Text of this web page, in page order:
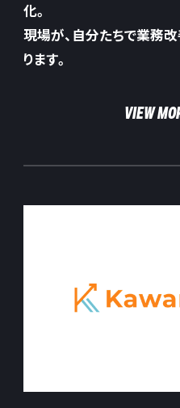
化。
現場が、自分たちで業務
ります。
VIEW